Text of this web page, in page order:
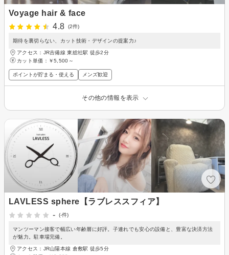
Voyage hair & face
4.8
(2件)
期待を裏切らない、カット技術・デザインの提案力♪
アクセス：JR吉備線 東総社駅 徒歩2分
カット単価： ￥5,500～
ポイントが貯まる・使える メンズ歓迎
その他の情報を表示
LAVLESS sphere【ラブレススフィア】
-
(-件)
マンツーマン接客で幅広い年齢層に好評。子連れでも安心の設備と、豊富な決済方法
が魅力。駐車場完備。
アクセス：JR山陽本線 倉敷駅 徒歩5分